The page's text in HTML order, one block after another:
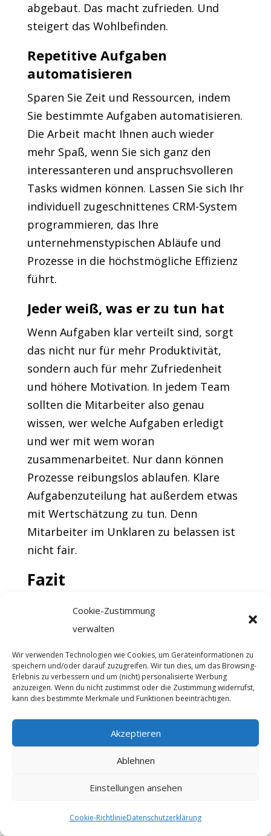
Cookie-Zustimmung
verwalten
Wir verwenden Technologien wie Cookies, um Geräteinformationen zu
speichern und/oder darauf zuzugreifen. Wir tun dies, um das Browsing-
Erlebnis zu verbessern und um (nicht) personalisierte Werbung
anzuzeigen. Wenn du nicht zustimmst oder die Zustimmung widerrufst,
kann dies bestimmte Merkmale und Funktionen beeinträchtigen.
Akzeptieren
Ablehnen
Einstellungen ansehen
Cookie-RichtlinieDatenschutzerklärung
abgebaut. Das macht zufrieden. Und
steigert das Wohlbefinden.
Repetitive Aufgaben
automatisieren
Sparen Sie Zeit und Ressourcen, indem
Sie bestimmte Aufgaben automatisieren.
Die Arbeit macht Ihnen auch wieder
mehr Spaß, wenn Sie sich ganz den
interessanteren und anspruchsvolleren
Tasks widmen können. Lassen Sie sich Ihr
individuell zugeschnittenes CRM-System
programmieren, das Ihre
unternehmenstypischen Abläufe und
Prozesse in die höchstmögliche Effizienz
führt.
Jeder weiß, was er zu tun hat
Wenn Aufgaben klar verteilt sind, sorgt
das nicht nur für mehr Produktivität,
sondern auch für mehr Zufriedenheit
und höhere Motivation. In jedem Team
sollten die Mitarbeiter also genau
wissen, wer welche Aufgaben erledigt
und wer mit wem woran
zusammenarbeitet. Nur dann können
Prozesse reibungslos ablaufen. Klare
Aufgabenzuteilung hat außerdem etwas
mit Wertschätzung zu tun. Denn
Mitarbeiter im Unklaren zu belassen ist
nicht fair.
Fazit
Warum sollten Sie Ihren Arbeitsplatz
optimieren? Weil Sie, Ihr Unternehmen
davon profitieren werden. Effizienz und
Produktivität werden zunehmen und die
Zufriedenheit wird ansteigen. Die ganze
Sie aber nur genießen, wenn Sie alle
relevanten Punkte der
Arbeitsplatzgestaltung berücksichtigen.